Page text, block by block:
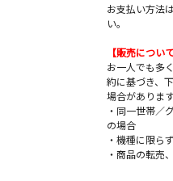
お支払い方法
い。
【販売につい
お一人でも多
約に基づき、
場合があります
・同一世帯／
の場合
・機種に限ら
・商品の転売